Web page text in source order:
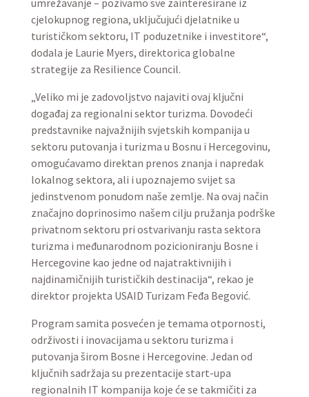
umrežavanje – pozivamo sve zainteresirane iz
cjelokupnog regiona, uključujući djelatnike u
turističkom sektoru, IT poduzetnike i investitore“,
dodala je Laurie Myers, direktorica globalne
strategije za Resilience Council.
„Veliko mi je zadovoljstvo najaviti ovaj ključni
događaj za regionalni sektor turizma. Dovodeći
predstavnike najvažnijih svjetskih kompanija u
sektoru putovanja i turizma u Bosnu i Hercegovinu,
omogućavamo direktan prenos znanja i napredak
lokalnog sektora, ali i upoznajemo svijet sa
jedinstvenom ponudom naše zemlje. Na ovaj način
značajno doprinosimo našem cilju pružanja podrške
privatnom sektoru pri ostvarivanju rasta sektora
turizma i međunarodnom pozicioniranju Bosne i
Hercegovine kao jedne od najatraktivnijih i
najdinamičnijih turističkih destinacija“, rekao je
direktor projekta USAID Turizam Feđa Begović.
Program samita posvećen je temama otpornosti,
održivosti i inovacijama u sektoru turizma i
putovanja širom Bosne i Hercegovine. Jedan od
ključnih sadržaja su prezentacije start-upa
regionalnih IT kompanija koje će se takmičiti za